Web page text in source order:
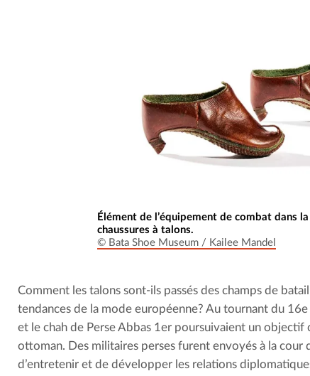
Élément de l’équipement de combat dans
chaussures à talons.
© Bata Shoe Museum / Kailee Mandel
Comment les talons sont-ils passés des champs de
tendances de la mode européenne? Au tournant du
et le chah de Perse Abbas 1er poursuivaient un objectif
ottoman. Des militaires perses furent envoyés à la cour
d’entretenir et de développer les relations